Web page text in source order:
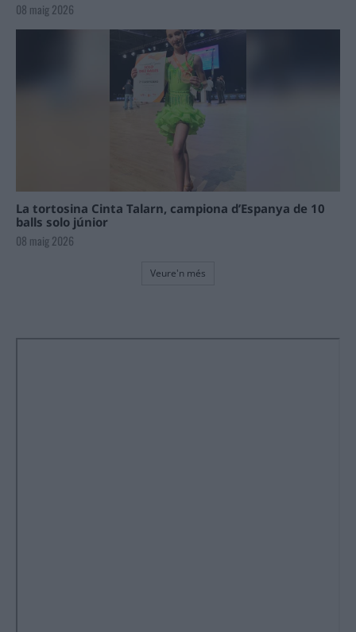
08 maig 2026
La tortosina Cinta Talarn, campiona d’Espanya de 10
balls solo júnior
08 maig 2026
Veure'n més